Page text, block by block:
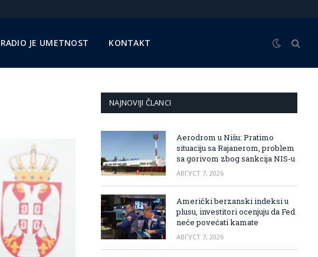
RADIO JE UMETNOST KONTAKT
NAJNOVIJI ČLANCI
Aerodrom u Nišu: Pratimo
situaciju sa Rajanerom, problem
sa gorivom zbog sankcija NIS-u
АВГУСТ 7, 2026
Američki berzanski indeksi u
plusu, investitori ocenjuju da Fed
neće povećati kamate
АВГУСТ 7, 2026